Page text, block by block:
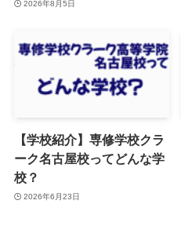
2026年8月5日
【学校紹介】専修学校クラ
ーク名古屋校ってどんな学
校？
2026年6月23日